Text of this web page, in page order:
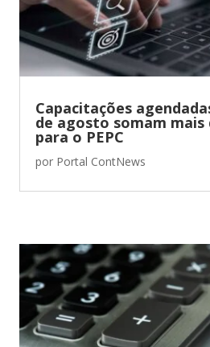
Capacitações
de agosto somam mais
para o PEPC
por Portal ContNews